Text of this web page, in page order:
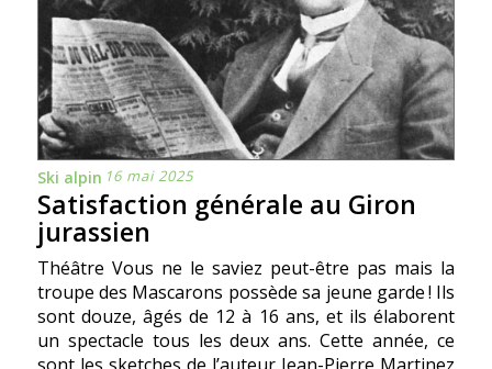
Ski alpin 16 mai 2025
Satisfaction générale au Giron
jurassien
Théâtre Vous ne le saviez peut-être pas mais la
troupe des Mascarons possède sa jeune garde ! Ils
sont douze, âgés de 12 à 16 ans, et ils élaborent
un spectacle tous les deux ans. Cette année, ce